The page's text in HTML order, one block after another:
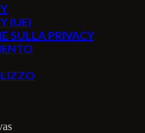
(UE)
SULLA PRIVACY